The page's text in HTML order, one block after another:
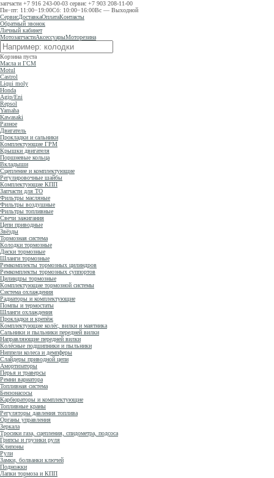
запчасти +7 916 243-00-03 сервис +7 903 208-11-00
Пн−пт: 11:00−19:00Сб: 10:00−16:00Вс — Выходной
СервисДоставкаОплатаКонтакты
Обратный звонок
Личный кабинет
МотозапчастиАксессуарыМоторезина
Корзина пуста
Масла и ГСМ
Motul
Castrol
Liqui moly
Honda
Agip/Eni
Repsol
Yamaha
Kawasaki
Разное
Двигатель
Прокладки и сальники
Комплектующие ГРМ
Крышки двигателя
Поршневые кольца
Вкладыши
Сцепление и комплектующие
Регулировочные шайбы
Комплектующие КПП
Запчасти для ТО
Фильтры масляные
Фильтры воздушные
Фильтры топливные
Свечи зажигания
Цепи приводные
Звёзды
Тормозная система
Колодки тормозные
Диски тормозные
Шланги тормозные
Ремкомплекты тормозных цилиндров
Ремкомплекты тормозных суппортов
Цилиндры тормозные
Комплектующие тормозной системы
Система охлаждения
Радиаторы и комплектующие
Помпы и термостаты
Шланги охлаждения
Прокладки и крепёж
Комплектующие колёс, вилки и маятника
Сальники и пыльники передней вилки
Направляющие передней вилки
Колёсные подшипники и пыльники
Ниппели колеса и демпферы
Слайдеры приводной цепи
Амортизаторы
Перья и траверсы
Ремни вариатора
Топливная система
Бензонасосы
Карбюраторы и комплектующие
Топливные краны
Регуляторы давления топлива
Органы управления
Зеркала
Тросики газа, сцепления, спидометра, подсоса
Грипсы и грузики руля
Клипоны
Рули
Замки, болванки ключей
Подножки
Лапки тормоза и КПП